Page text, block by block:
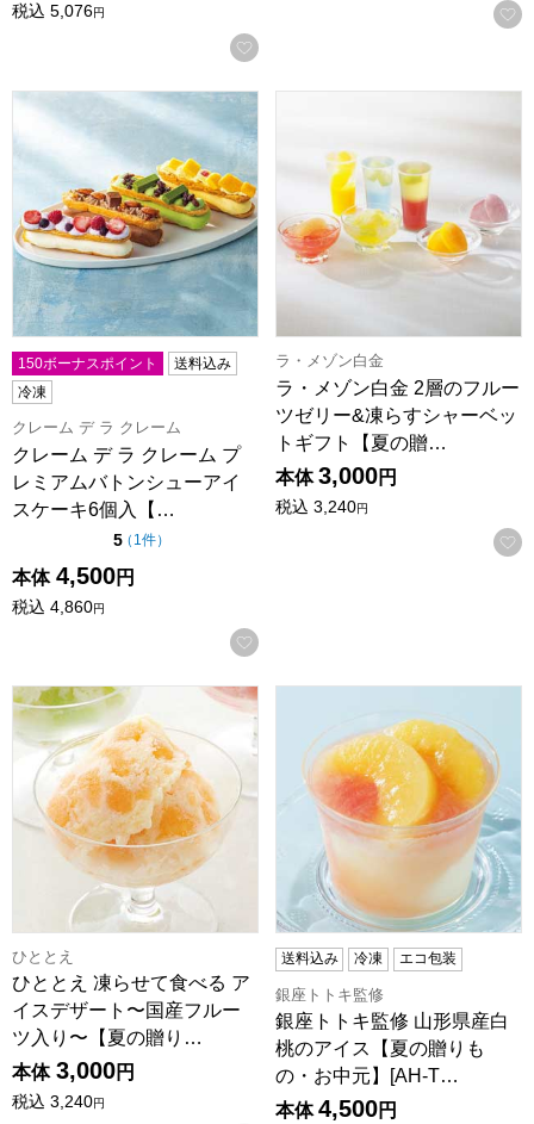
税込 5,076円
お気に入りに登録する
クレーム デ ラ クレーム プレミアムバトンシューアイスケ
150ボーナスポイント
送料込み
冷凍
クレーム デ ラ クレーム
クレーム デ ラ クレーム プ
レミアムバトンシューアイ
スケーキ6個入【…
5点（5点満点中）
（ 1件の評価
）
本体 4,500円
税込 4,860円
お気に入りに登録する
ラ・メゾン白金
ラ・メゾン白金 2層のフルー
ツゼリー&凍らすシャーベッ
トギフト【夏の贈…
本体 3,000円
税込 3,240円
ひととえ 凍らせて食べる アイスデザート〜国産フルーツ入
ひととえ
ひととえ 凍らせて食べる ア
イスデザート〜国産フルー
ツ入り〜【夏の贈り…
本体 3,000円
税込 3,240円
送料込み 冷凍 エコ包装
銀座トトキ監修
銀座トトキ監修 山形県産白
桃のアイス【夏の贈りも
の・お中元】[AH-T…
本体 4,500円